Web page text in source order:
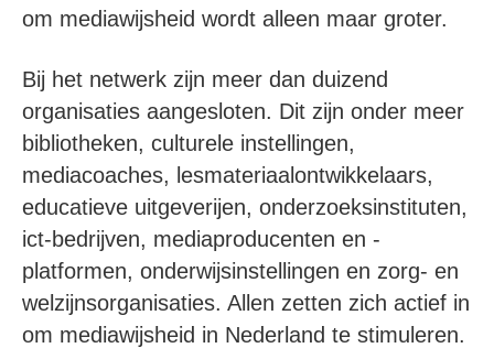
om mediawijsheid wordt alleen maar groter.
Bij het netwerk zijn meer dan duizend
organisaties aangesloten. Dit zijn onder meer
bibliotheken, culturele instellingen,
mediacoaches, lesmateriaalontwikkelaars,
educatieve uitgeverijen, onderzoeksinstituten,
ict-bedrijven, mediaproducenten en -
platformen, onderwijsinstellingen en zorg- en
welzijnsorganisaties. Allen zetten zich actief in
om mediawijsheid in Nederland te stimuleren.